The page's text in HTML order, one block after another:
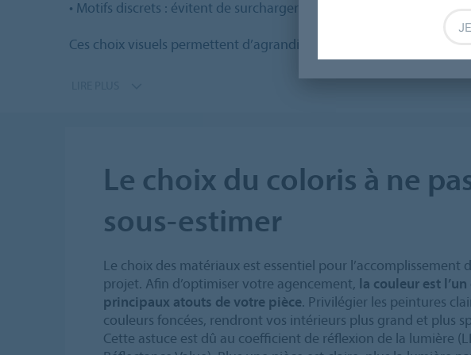
• Motifs discrets : évitent de surcharger visuellement le sol.
Ces choix visuels permettent d’agrandir la perception de l’espace
Le choix du coloris à ne
sous-estimer
Le choix des matériaux est essentiel pour l’accomplissement
projet. Afin d’optimiser votre agencement, la couleur est l’un
principaux atouts de votre pièce. Privilégier les peintures
couleurs foncées, rendront vos intérieurs plus grand et plus
Cette astuce est dû au coefficient de réflexion de la lumière